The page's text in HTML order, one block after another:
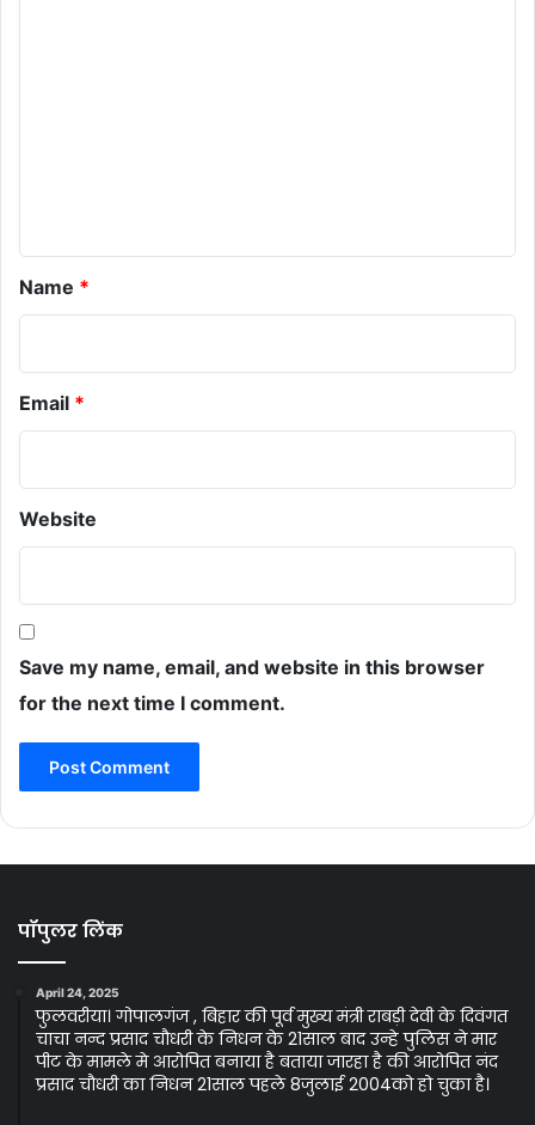
Name *
Email *
Website
Save my name, email, and website in this browser
for the next time I comment.
पॉपुलर लिंक
April 24, 2025
फुलवरीया। गोपालगंज , बिहार की पूर्व मुख्य मंत्री राबड़ी देवी के दिवंगत
चाचा नन्द प्रसाद चौधरी के निधन के 21साल बाद उन्हे पुलिस ने मार
पीट के मामले मे आरोपित बनाया है बताया जारहा है की आरोपित नंद
प्रसाद चौधरी का निधन 21साल पहले 8जुलाई 2004को हो चुका है।